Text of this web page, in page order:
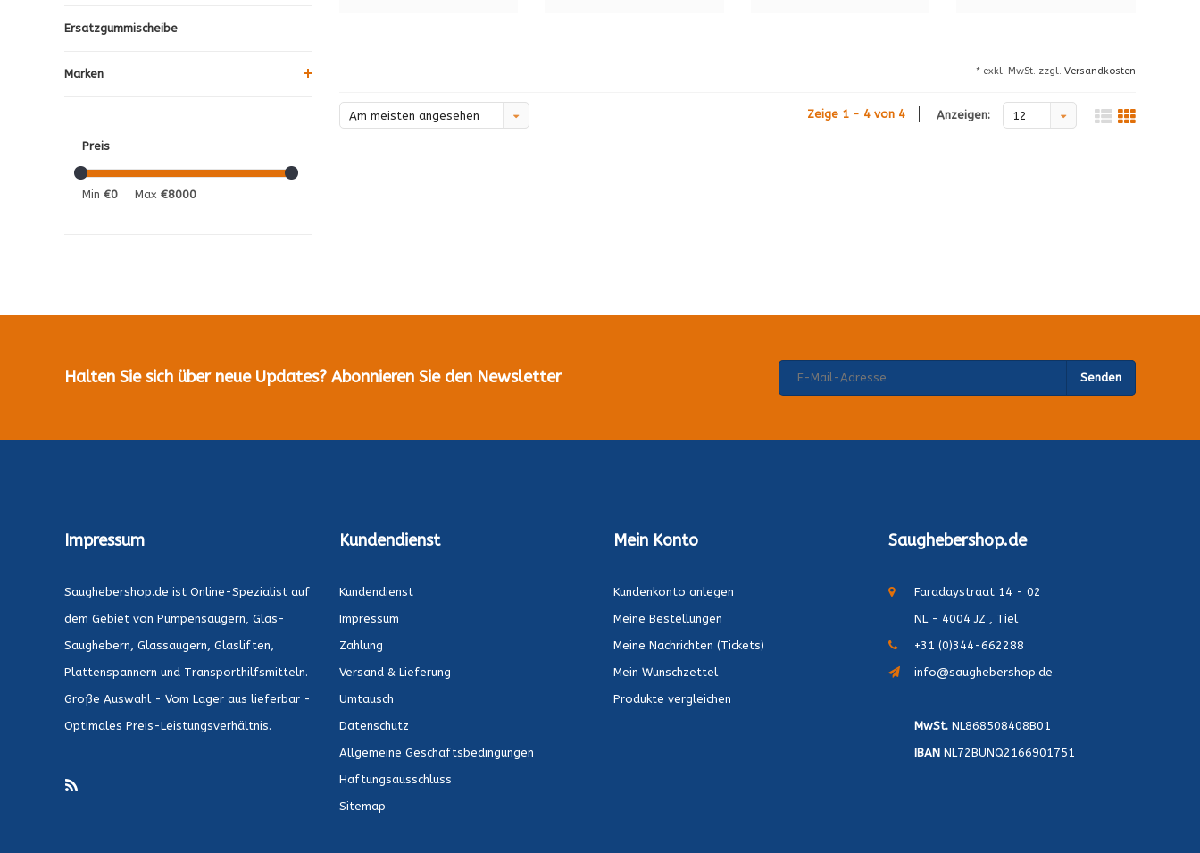
Ersatzgummischeibe
Marken
Preis
Min €0 Max €8000
* exkl. MwSt. zzgl. Versandkosten
Am meisten angesehen Zeige 1 - 4 von 4 Anzeigen: 12
Halten Sie sich über neue Updates? Abonnieren Sie den Newsletter Senden
Impressum
Saughebershop.de ist Online-Spezialist auf
dem Gebiet von Pumpensaugern, Glas-
Saughebern, Glassaugern, Glasliften,
Plattenspannern und Transporthilfsmitteln.
Große Auswahl - Vom Lager aus lieferbar -
Optimales Preis-Leistungsverhältnis.
Kundendienst
Kundendienst
Impressum
Zahlung
Versand & Lieferung
Umtausch
Datenschutz
Allgemeine Geschäftsbedingungen
Haftungsausschluss
Sitemap
Mein Konto
Kundenkonto anlegen
Meine Bestellungen
Meine Nachrichten (Tickets)
Mein Wunschzettel
Produkte vergleichen
Saughebershop.de
Faradaystraat 14 - 02
NL - 4004 JZ , Tiel
+31 (0)344-662288
info@saughebershop.de
MwSt.NL868508408B01
IBANNL72BUNQ2166901751